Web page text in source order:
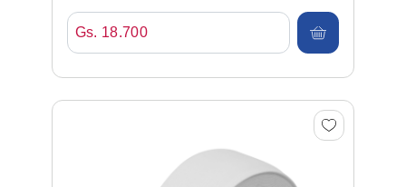
Blanco 40mm*25mt
Gs. 18.700